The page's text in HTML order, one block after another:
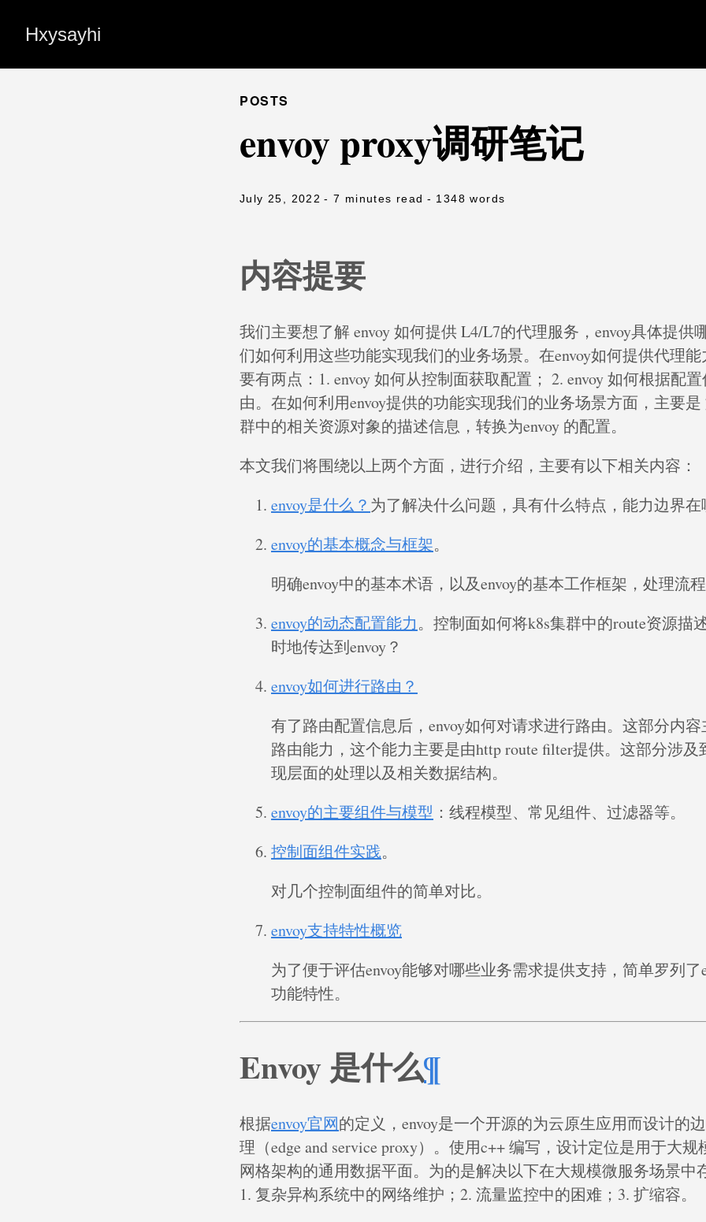
Hxysayhi
POSTS
envoy proxy调研笔记
July 25, 2022 - 7 minutes read - 1348 words
内容提要
我们主要想了解 envoy 如何提供 L4/L7的代理服务，envoy具体提供
们如何利用这些功能实现我们的业务场景。在envoy如何提供代理
要有两点：1. envoy 如何从控制面获取配置； 2. envoy 如何根据配
由。在如何利用envoy提供的功能实现我们的业务场景方面，主要是
群中的相关资源对象的描述信息，转换为envoy 的配置。
本文我们将围绕以上两个方面，进行介绍，主要有以下相关内容：
envoy是什么？ 为了解决什么问题，具有什么特点，能力边界
envoy的基本概念与框架。
明确envoy中的基本术语，以及envoy的基本工作框架，处理流
envoy的动态配置能力。控制面如何将k8s集群中的route资源描
时地传达到envoy？
envoy如何进行路由？
有了路由配置信息后，envoy如何对请求进行路由。这部分内
路由能力，这个能力主要是由http route filter提供。这部分涉及
现层面的处理以及相关数据结构。
envoy的主要组件与模型 ：线程模型、常见组件、过滤器等。
控制面组件实践。
对几个控制面组件的简单对比。
envoy支持特性概览
为了便于评估envoy能够对哪些业务需求提供支持，简单罗列了
功能特性。
Envoy 是什么¶
根据envoy官网的定义，envoy是一个开源的为云原生应用而设计的
理（edge and service proxy）。使用c++ 编写，设计定位是用于大
网格架构的通用数据平面。为的是解决以下在大规模微服务场景中
1. 复杂异构系统中的网络维护；2. 流量监控中的困难；3. 扩缩容。